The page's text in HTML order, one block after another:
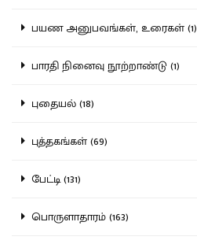
பயண அனுபவங்கள், உரைகள் (1)
பாரதி நினைவு நூற்றாண்டு (1)
புதையல் (18)
புத்தகங்கள் (69)
பேட்டி (131)
பொருளாதாரம் (163)